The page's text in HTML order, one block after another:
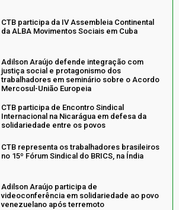
CTB participa da IV Assembleia Continental
da ALBA Movimentos Sociais em Cuba
Adilson Araújo defende integração com
justiça social e protagonismo dos
trabalhadores em seminário sobre o Acordo
Mercosul-União Europeia
CTB participa de Encontro Sindical
Internacional na Nicarágua em defesa da
solidariedade entre os povos
CTB representa os trabalhadores brasileiros
no 15º Fórum Sindical do BRICS, na Índia
Adilson Araújo participa de
videoconferência em solidariedade ao povo
venezuelano após terremoto